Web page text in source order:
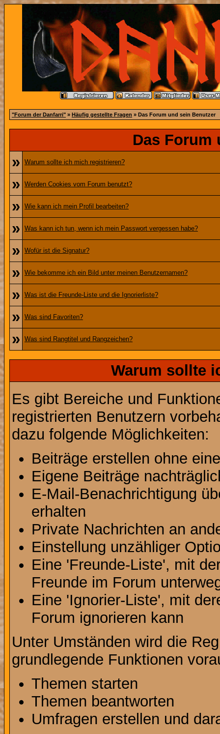
"Forum der Danfarri" » Häufig gestellte Fragen » Das Forum und sein Benutzer
Das Forum
»
Warum sollte ich mich registrieren?
» Werden Cookies vom Forum benutzt?
» Wie kann ich mein Profil bearbeiten?
» Was kann ich tun, wenn ich mein Passwort vergessen habe?
» Wofür ist die Signatur?
» Wie bekomme ich ein Bild unter meinen Benutzernamen?
» Was ist die Freunde-Liste und die Ignorierliste?
» Was sind Favoriten?
» Was sind Rangtitel und Rangzeichen?
Warum sollte
Es gibt Bereiche und
registrierten Benutzern
dazu folgende Möglichkeiten:
Beiträge erstellen ohne
Eigene Beiträge
E-Mail-Benachrichtigung
erhalten
Private Nachrichten an
Einstellung unzähliger
Eine 'Freunde-Liste', mit
Freunde im Forum
Eine 'Ignorier-Liste', mit
Forum ignorieren kann
Unter Umständen wird die
grundlegende Funktionen
Themen starten
Themen beantworten
Umfragen erstellen und